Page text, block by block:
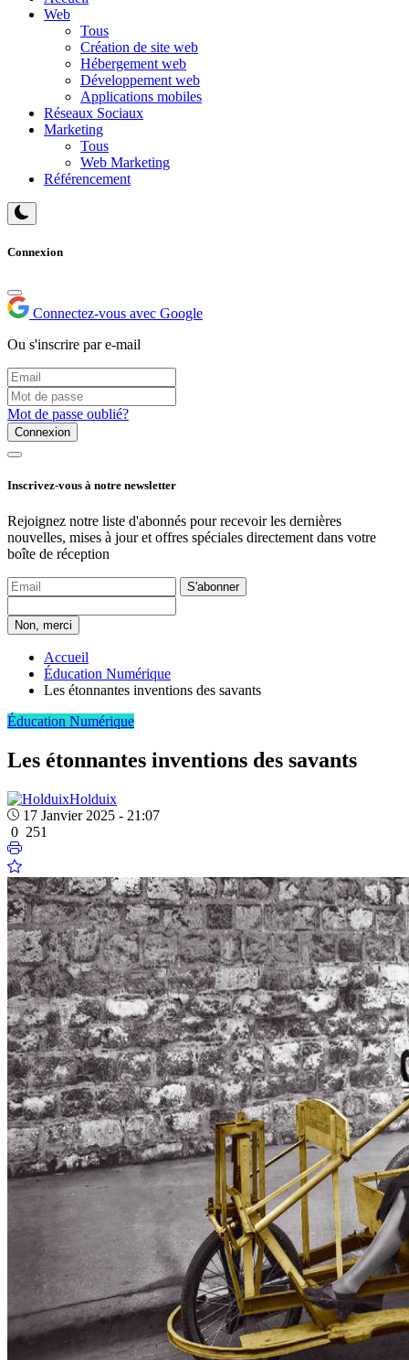
Web
Tous
Création de site web
Hébergement web
Développement web
Applications mobiles
Réseaux Sociaux
Marketing
Tous
Web Marketing
Référencement
Connexion
Connectez-vous avec Google
Ou s'inscrire par e-mail
Mot de passe oublié?
Connexion
Inscrivez-vous à notre newsletter
Rejoignez notre liste d'abonnés pour recevoir les dernières
nouvelles, mises à jour et offres spéciales directement dans votre
boîte de réception
S'abonner
Non, merci
Accueil
Éducation Numérique
Les étonnantes inventions des savants
Éducation Numérique
Les étonnantes inventions des savants
Holduix
17 Janvier 2025 - 21:07
0 251